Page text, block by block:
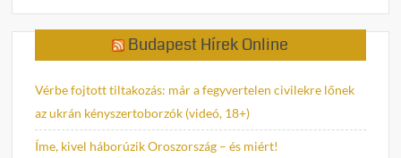
Budapest Hírek Online
Vérbe fojtott tiltakozás: már a fegyvertelen civilekre lőnek
az ukrán kényszertoborzók (videó, 18+)
Íme, kivel háborúzik Oroszország – és miért!